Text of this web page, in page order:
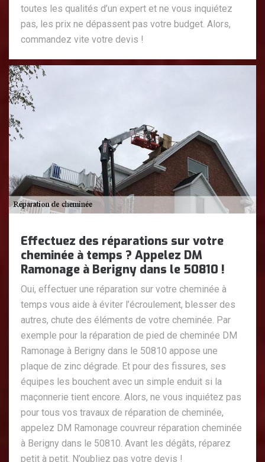
toutes les qualités d’un expert et ne vous inquiétez
pas, les prix ne dépassent pas votre budget. Alors,
commandez vite votre devis !
Effectuez des réparations sur votre
cheminée à temps ? Appelez DM
Ramonage à Berigny dans le 50810 !
Oui, effectuer une réparation sur votre cheminée à
temps vous aide à éviter l’écroulement, blesser des
autres, chute des éléments de votre cheminée. Par
exemple pour la réparation de pied de cheminée DM
Ramonage à Berigny dans le 50810 appose une
plaque de zinc dégrade. Et pour des fissures, ses
équipes les bouchent avec un simple enduit si la
maçonnerie tient encore. Alors, ne vous inquiétez pas
pour tous vos travaux de réparation de cheminée,
appelez DM Ramonage couvreur réparation cheminée
à Berigny dans le 50810. Avant les dégâts, réparez
petit à petit. N’oubliez pas votre devis !